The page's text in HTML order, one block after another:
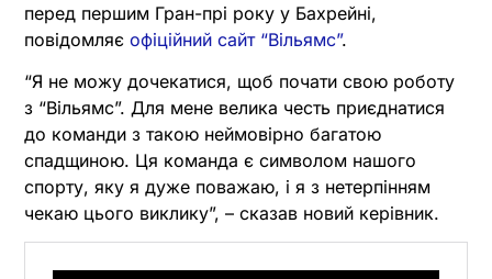
перед першим Гран-прі року у Бахрейні,
повідомляє офіційний сайт “Вільямс”.
“Я не можу дочекатися, щоб почати свою роботу
з “Вільямс”. Для мене велика честь приєднатися
до команди з такою неймовірно багатою
спадщиною. Ця команда є символом нашого
спорту, яку я дуже поважаю, і я з нетерпінням
чекаю цього виклику”, – сказав новий керівник.